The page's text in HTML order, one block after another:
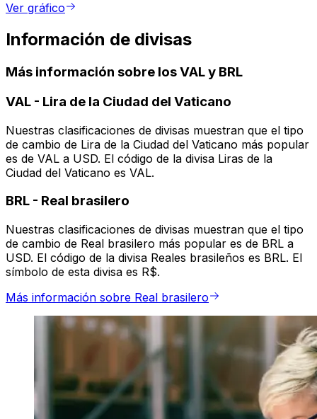
Ver gráfico
Información de divisas
Más información sobre los VAL y BRL
VAL - Lira de la Ciudad del Vaticano
Nuestras clasificaciones de divisas muestran que el tipo
de cambio de Lira de la Ciudad del Vaticano más popular
es de VAL a USD. El código de la divisa Liras de la
Ciudad del Vaticano es VAL.
BRL - Real brasilero
Nuestras clasificaciones de divisas muestran que el tipo
de cambio de Real brasilero más popular es de BRL a
USD. El código de la divisa Reales brasileños es BRL. El
símbolo de esta divisa es R$.
Más información sobre Real brasilero